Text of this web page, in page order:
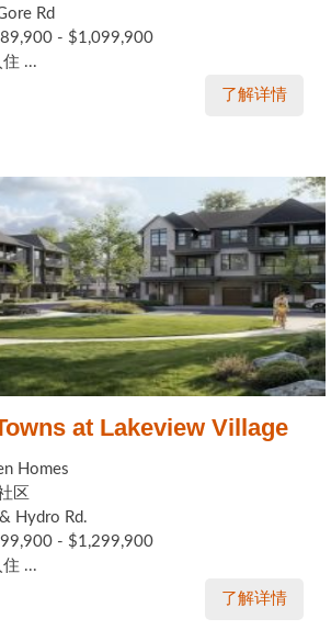
Rd
- $1,099,900
...
了解详情
at Lakeview Village
Homes
区
Hydro Rd.
- $1,299,900
...
了解详情